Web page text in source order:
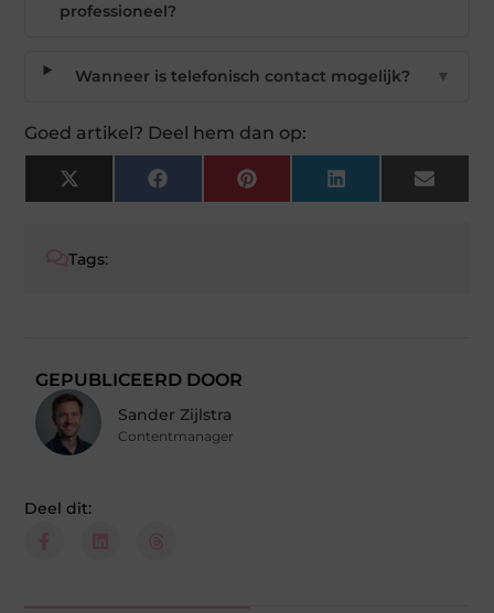
professioneel?
Wanneer is telefonisch contact mogelijk? ▼
Goed artikel? Deel hem dan op:
X
(Twitter)
Facebook Pinterest LinkedIn Email
Tags:
GEPUBLICEERD DOOR
Sander Zijlstra
Contentmanager
Deel dit: